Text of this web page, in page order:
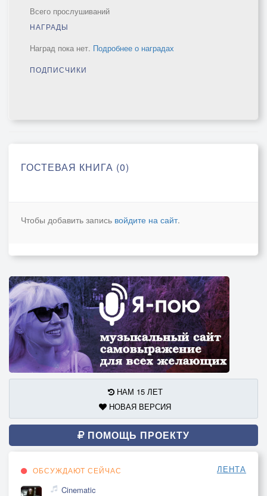
Всего прослушиваний
НАГРАДЫ
Наград пока нет. Подробнее о наградах
ПОДПИСЧИКИ
ГОСТЕВАЯ КНИГА (0)
Чтобы добавить запись войдите на сайт.
НАМ 15 ЛЕТ
НОВАЯ ВЕРСИЯ
ПОМОЩЬ ПРОЕКТУ
ОБСУЖДАЮТ СЕЙЧАС ЛЕНТА
Cinematic